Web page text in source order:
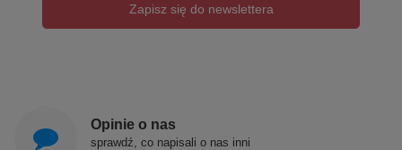
Zapisz się do newslettera
Opinie o nas
sprawdź, co napisali o nas inni